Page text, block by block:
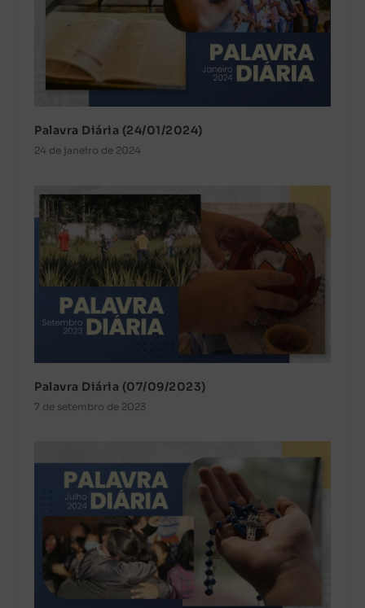
Palavra Diária (24/01/2024)
24 de janeiro de 2024
Palavra Diária (07/09/2023)
7 de setembro de 2023